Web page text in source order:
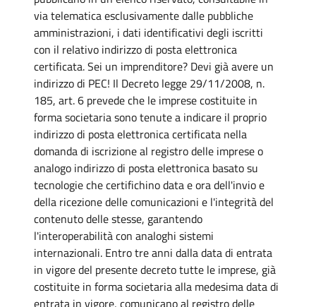
via telematica esclusivamente dalle pubbliche
amministrazioni, i dati identificativi degli iscritti
con il relativo indirizzo di posta elettronica
certificata. Sei un imprenditore? Devi già avere un
indirizzo di PEC! Il Decreto legge 29/11/2008, n.
185, art. 6 prevede che le imprese costituite in
forma societaria sono tenute a indicare il proprio
indirizzo di posta elettronica certificata nella
domanda di iscrizione al registro delle imprese o
analogo indirizzo di posta elettronica basato su
tecnologie che certifichino data e ora dell'invio e
della ricezione delle comunicazioni e l'integrità del
contenuto delle stesse, garantendo
l'interoperabilità con analoghi sistemi
internazionali. Entro tre anni dalla data di entrata
in vigore del presente decreto tutte le imprese, già
costituite in forma societaria alla medesima data di
entrata in vigore, comunicano al registro delle